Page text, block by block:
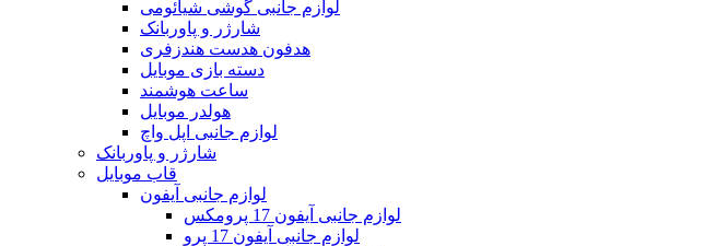
لوازم جانبی گوشی شیائومی
شارژر و پاوربانک
هدفون هدست هندزفری
دسته بازی موبایل
ساعت هوشمند
هولدر موبایل
لوازم جانبی اپل واچ
شارژر و پاوربانک
قاب موبایل
لوازم جانبی آیفون
لوازم جانبی آیفون 17 پرومکس
لوازم جانبی آیفون 17 پرو